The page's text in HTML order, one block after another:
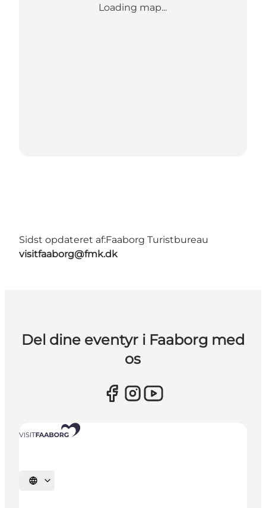
Loading map...
Sidst opdateret af:Faaborg Turistbureau
visitfaaborg@fmk.dk
Del dine eventyr i Faaborg med
os
Vælg sprog